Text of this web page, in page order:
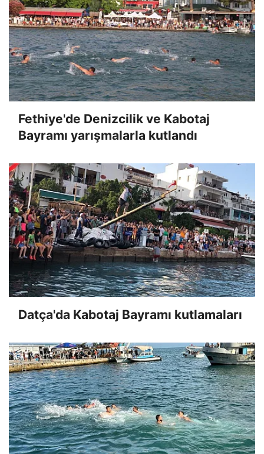
Fethiye'de Denizcilik ve Kabotaj
Bayramı yarışmalarla kutlandı
Datça'da Kabotaj Bayramı kutlamaları